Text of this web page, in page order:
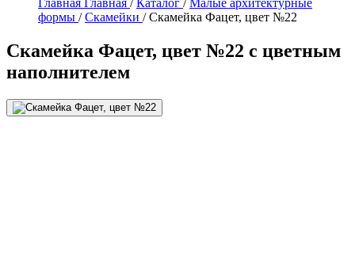
Главная Главная / Каталог / Малые архитектурные
формы / Скамейки / Скамейка Фацет, цвет №22
Скамейка Фацет, цвет №22 с цветным
наполнителем